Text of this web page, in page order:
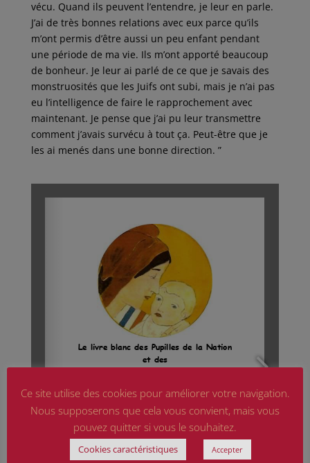
vécu. Quand ils peuvent l’entendre, je leur en parle.
J’ai de très bonnes relations avec eux parce qu’ils
m’ont permis d’être aussi un peu enfant pendant
une période de ma vie. Ils m’ont apporté beaucoup
de bonheur. Je leur ai parlé de ce que je savais des
monstruosités que les Juifs ont subi, mais je n’ai pas
eu l’intelligence de faire le rapprochement avec
maintenant. Je pense que j’ai pu leur transmettre
comment j’avais survécu à tout ça. Peut-être que je
les ai menés dans une bonne direction. ”
Ce site utilise des cookies pour améliorer votre navigation.
Nous supposerons que cela vous convient, mais vous
pouvez quitter si vous le souhaitez.
Cookies caractéristiques Accepter